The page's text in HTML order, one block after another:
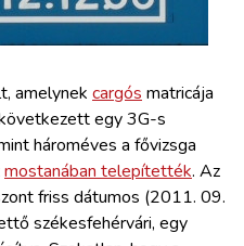
amelynek cargós matricája
egy 3G-s
hároméves a fővizsga
mostanában telepítették. Az
friss dátumos (2011. 09.
székesfehérvári, egy